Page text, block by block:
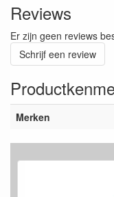
Reviews
Er zijn geen reviews
Schrijf een review
Merken